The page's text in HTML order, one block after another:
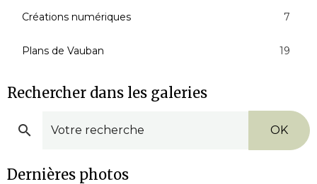
Créations numériques 7
Plans de Vauban 19
Rechercher dans les galeries
OK
Dernières photos